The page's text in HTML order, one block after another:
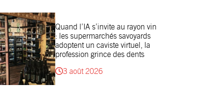
Quand l’IA s’invite au rayon vin
: les supermarchés savoyards
adoptent un caviste virtuel, la
profession grince des dents
3 août 2026